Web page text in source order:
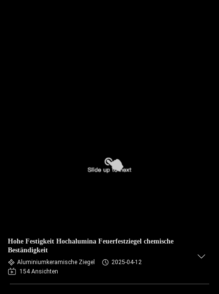
Hohe Festigkeit Hochalumina Feuerfestziegel chemische
Beständigkeit
Aluminiumkeramische Ziegel
2025-04-12
154 Ansichten